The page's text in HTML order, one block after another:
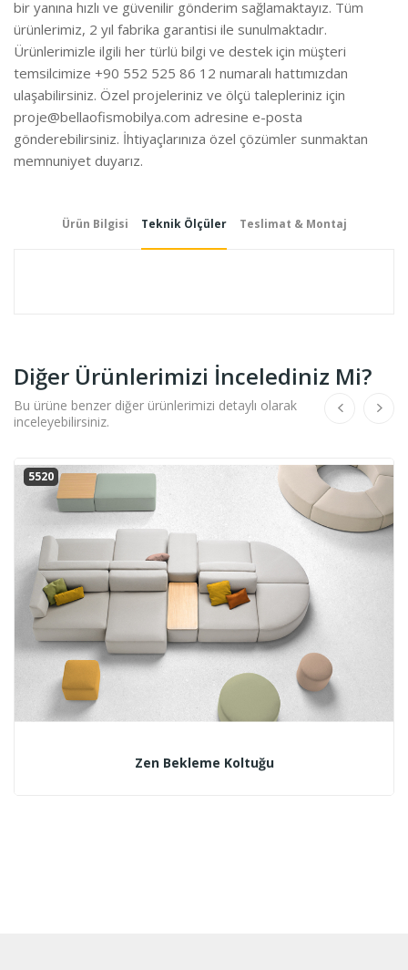
bir yanına hızlı ve güvenilir gönderim sağlamaktayız. Tüm
ürünlerimiz, 2 yıl fabrika garantisi ile sunulmaktadır.
Ürünlerimizle ilgili her türlü bilgi ve destek için müşteri
temsilcimize +90 552 525 86 12 numaralı hattımızdan
ulaşabilirsiniz. Özel projeleriniz ve ölçü talepleriniz için
proje@bellaofismobilya.com adresine e-posta
gönderebilirsiniz. İhtiyaçlarınıza özel çözümler sunmaktan
memnuniyet duyarız.
Ürün Bilgisi Teknik Ölçüler Teslimat & Montaj
Diğer Ürünlerimizi İncelediniz Mi?
Bu ürüne benzer diğer ürünlerimizi detaylı olarak
inceleyebilirsiniz.
Zen Bekleme Koltuğu
5521